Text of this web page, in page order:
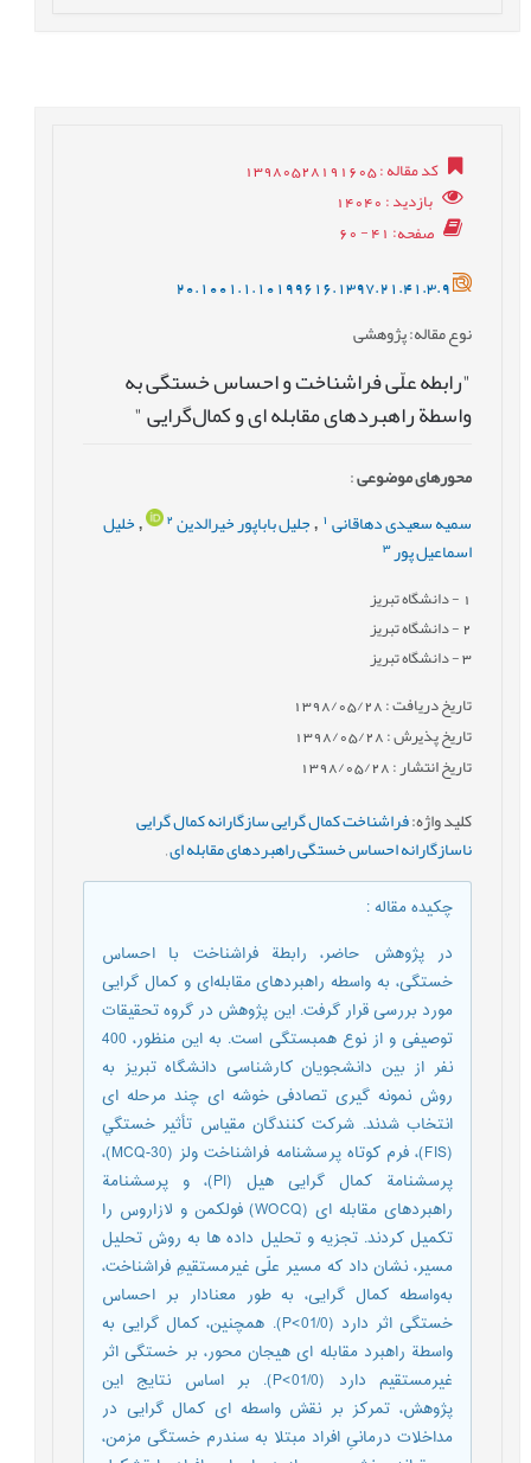
کد مقاله: 13980528191605
بازدید: 14040
صفحه: 41 - 60
20.1001.1.10199616.1397.21.41.3.9
نوع مقاله: پژوهشی
"رابطه علّی فراشناخت و احساس خستگی به
واسطة راهبردهای مقابله ای و کمال‌گرایی "
محورهای موضوعی:
سمیه سعیدی دهاقانی , جلیل باباپور خیرالدین 2
,خلیل
اسماعیل پور 3
- دانشگاه تبریز
2- دانشگاه تبریز
3- دانشگاه تبریز
تاریخ دریافت : 1398/05/28
تاریخ پذیرش : 1398/05/28
تاریخ انتشار : 1398/05/28
کلید واژه:فراشناخت کمال گرایی سازگارانه کمال گرایی
ناسازگارانه احساس خستگی راهبردهای مقابله ای,
چکیده مقاله:
در پژوهش حاضر، رابطة فراشناخت با احساس
خستگی، به واسطه راهبردهای مقابله‌ای و کمال گرایی
مورد بررسی قرار گرفت. این پژوهش در گروه تحقیقات
توصیفی و از نوع همبستگی است. به این منظور، 400
نفر از بین دانشجویان کارشناسی دانشگاه تبریز به
روش نمونه گیری تصادفی خوشه ای چند مرحله ای
انتخاب شدند. شرکت کنندگان مقیاس تأثیر خستگي
(FIS)، فرم کوتاه پرسشنامه فراشناخت ولز (MCQ-30)،
پرسشنامة کمال گرایی هیل (PI)، و پرسشنامة
راهبردهای مقابله ای (WOCQ) فولکمن و لازاروس را
تکمیل کردند. تجزیه و تحلیل داده ها به روش تحلیل
مسیر، نشان داد که مسیر علّی غیرمستقیمِ فراشناخت،
به‌واسطه کمال گرایی، به طور معنادار بر احساس
خستگی اثر دارد (01/0>P). همچنین، کمال گرایی به
واسطة راهبرد مقابله ای هیجان محور، بر خستگی اثر
غیرمستقیم دارد (01/0>P). بر اساس نتایج این
پژوهش، تمرکز بر نقش واسطه ای کمال گرایی در
مداخلات درمانیِ افراد مبتلا به سندرم خستگی مزمن،